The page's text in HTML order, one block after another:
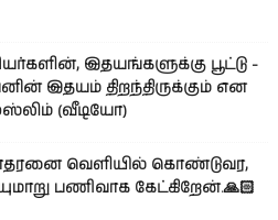
இதயங்களுக்கு பூட்டு -
இதயம் திறந்திருக்கும் என
(வீடியோ)
வெளியில் கொண்டுவர,
பணிவாக கேட்கிறேன்.🙏🏻